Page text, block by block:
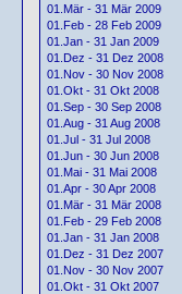
01.Mär - 31 Mär 2009
01.Feb - 28 Feb 2009
01.Jan - 31 Jan 2009
01.Dez - 31 Dez 2008
01.Nov - 30 Nov 2008
01.Okt - 31 Okt 2008
01.Sep - 30 Sep 2008
01.Aug - 31 Aug 2008
01.Jul - 31 Jul 2008
01.Jun - 30 Jun 2008
01.Mai - 31 Mai 2008
01.Apr - 30 Apr 2008
01.Mär - 31 Mär 2008
01.Feb - 29 Feb 2008
01.Jan - 31 Jan 2008
01.Dez - 31 Dez 2007
01.Nov - 30 Nov 2007
01.Okt - 31 Okt 2007